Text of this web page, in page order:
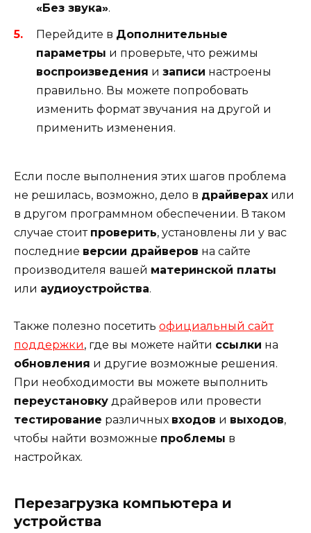
«Без звука».
Перейдите в Дополнительные
параметры и проверьте, что режимы
воспроизведения и записи настроены
правильно. Вы можете попробовать
изменить формат звучания на другой и
применить изменения.
Если после выполнения этих шагов проблема
не решилась, возможно, дело в драйверах или
в другом программном обеспечении. В таком
случае стоит проверить, установлены ли у вас
последние версии драйверов на сайте
производителя вашей материнской платы
или аудиоустройства.
Также полезно посетить официальный сайт
поддержки, где вы можете найти ссылки на
обновления и другие возможные решения.
При необходимости вы можете выполнить
переустановку драйверов или провести
тестирование различных входов и выходов,
чтобы найти возможные проблемы в
настройках.
Перезагрузка компьютера и
устройства